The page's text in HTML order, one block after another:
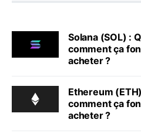
Solana (SOL) :
comment ça
acheter ?
Ethereum
comment ça
acheter ?